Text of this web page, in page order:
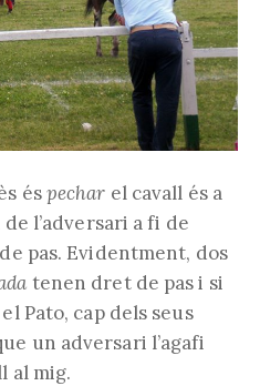
éspechar el cavall és a
l’adversari a fi de
pas. Evidentment, dos
tenen dret de pas i si
Pato, cap dels seus
un adversari l’agafi
al mig.